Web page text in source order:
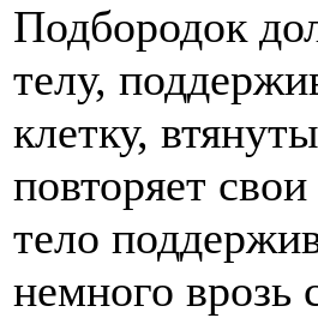
Подбородок
телу,
клетку,
повторяет
тело
немного врозь